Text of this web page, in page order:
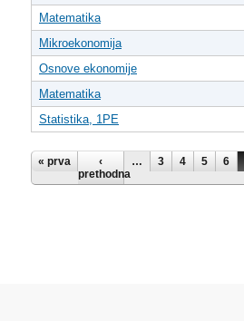
Matematika
Mikroekonomija
Osnove ekonomije
Matematika
Statistika, 1PE
Stranice
« prva
‹
prethodna
… 3 4 5 6